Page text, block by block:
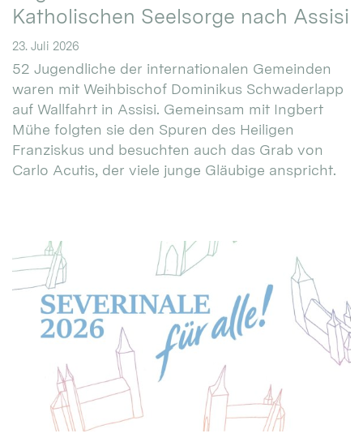
Katholischen Seelsorge nach Assisi
23. Juli 2026
52 Jugendliche der internationalen Gemeinden
waren mit Weihbischof Dominikus Schwaderlapp
auf Wallfahrt in Assisi. Gemeinsam mit Ingbert
Mühe folgten sie den Spuren des Heiligen
Franziskus und besuchten auch das Grab von
Carlo Acutis, der viele junge Gläubige anspricht.